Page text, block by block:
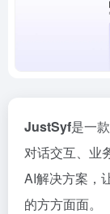
JustSyf是一
对话交互、业
AI解决方案，
的方方面面。